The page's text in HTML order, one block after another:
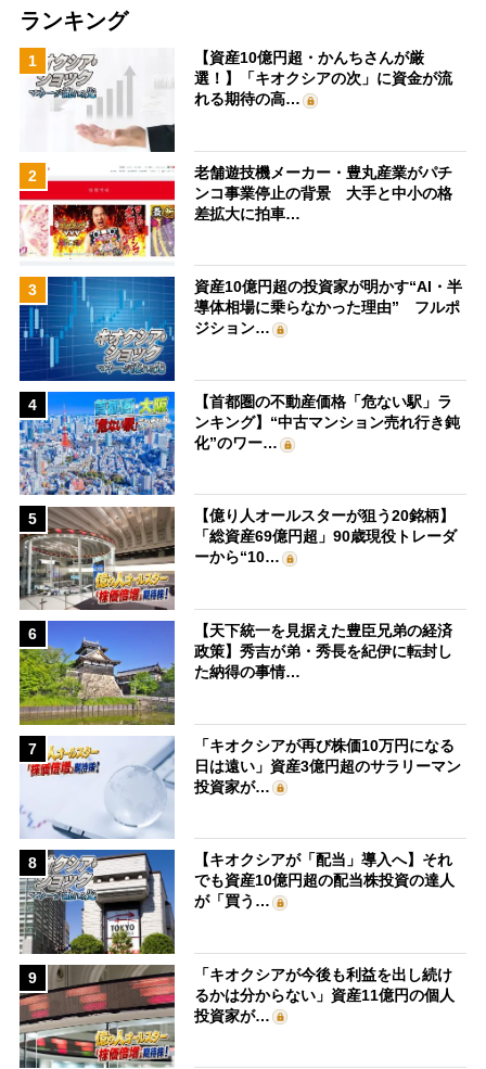
ランキング
1
【資産10億円超・かんちさんが厳
選！】「キオクシアの次」に資金が流
れる期待の高…
2
老舗遊技機メーカー・豊丸産業がパチ
ンコ事業停止の背景 大手と中小の格
差拡大に拍車…
3
資産10億円超の投資家が明かす“AI・半
導体相場に乗らなかった理由” フルポ
ジション…
4
【首都圏の不動産価格「危ない駅」ラ
ンキング】“中古マンション売れ行き鈍
化”のワー…
5
【億り人オールスターが狙う20銘柄】
「総資産69億円超」90歳現役トレーダ
ーから“10…
6
【天下統一を見据えた豊臣兄弟の経済
政策】秀吉が弟・秀長を紀伊に転封し
た納得の事情…
7
「キオクシアが再び株価10万円になる
日は遠い」資産3億円超のサラリーマン
投資家が…
8
【キオクシアが「配当」導入へ】それ
でも資産10億円超の配当株投資の達人
が「買う…
9
「キオクシアが今後も利益を出し続け
るかは分からない」資産11億円の個人
投資家が…